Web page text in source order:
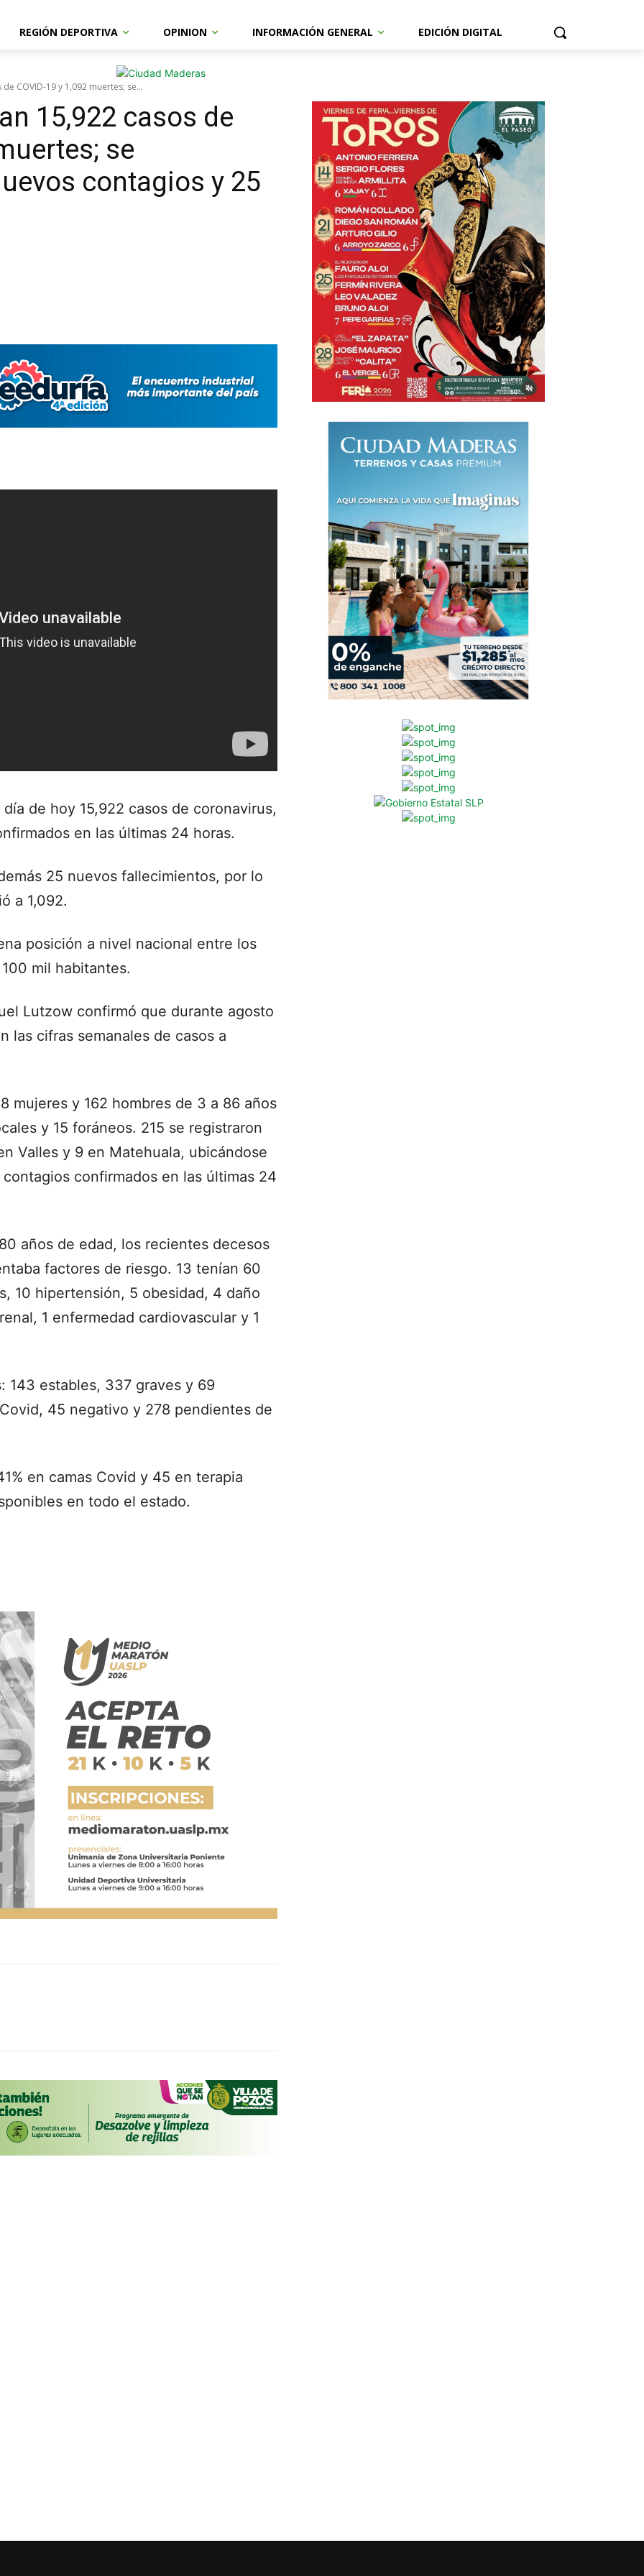
REGIÓN DEPORTIVA OPINION INFORMACIÓN GENERAL EDICIÓN DIGITAL
COVID-19 y 1,092 muertes; se...
15,922 casos de
se
contagios y 25
de hoy 15,922 casos de coronavirus,
en las últimas 24 horas.
25 nuevos fallecimientos, por lo
a 1,092.
posición a nivel nacional entre los
mil habitantes.
Lutzow confirmó que durante agosto
las cifras semanales de casos a
mujeres y 162 hombres de 3 a 86 años
y 15 foráneos. 215 se registraron
Valles y 9 en Matehuala, ubicándose
confirmados en las últimas 24
años de edad, los recientes decesos
factores de riesgo. 13 tenían 60
10 hipertensión, 5 obesidad, 4 daño
1 enfermedad cardiovascular y 1
143 estables, 337 graves y 69
45 negativo y 278 pendientes de
en camas Covid y 45 en terapia
en todo el estado.